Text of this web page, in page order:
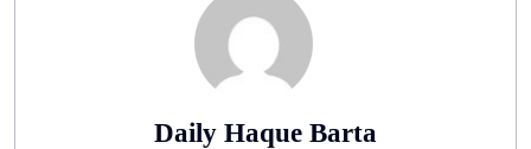
Daily Haque Barta